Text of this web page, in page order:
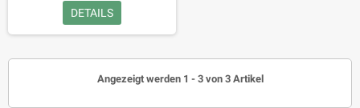
DETAILS
Angezeigt werden 1 - 3 von 3 Artikel